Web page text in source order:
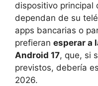
dispositivo principal
dependan de su
apps bancarias o
prefieran esperar a
Android 17, que, si
previstos, debería
2026.